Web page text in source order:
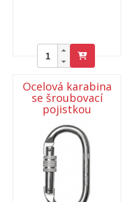
Ocelová karabina
se šroubovací
pojistkou